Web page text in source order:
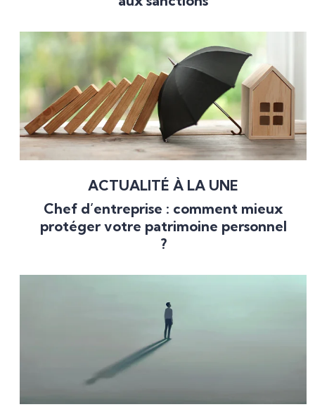
ACTUALITÉ À LA UNE
Chef d’entreprise : comment mieux
protéger votre patrimoine personnel
?